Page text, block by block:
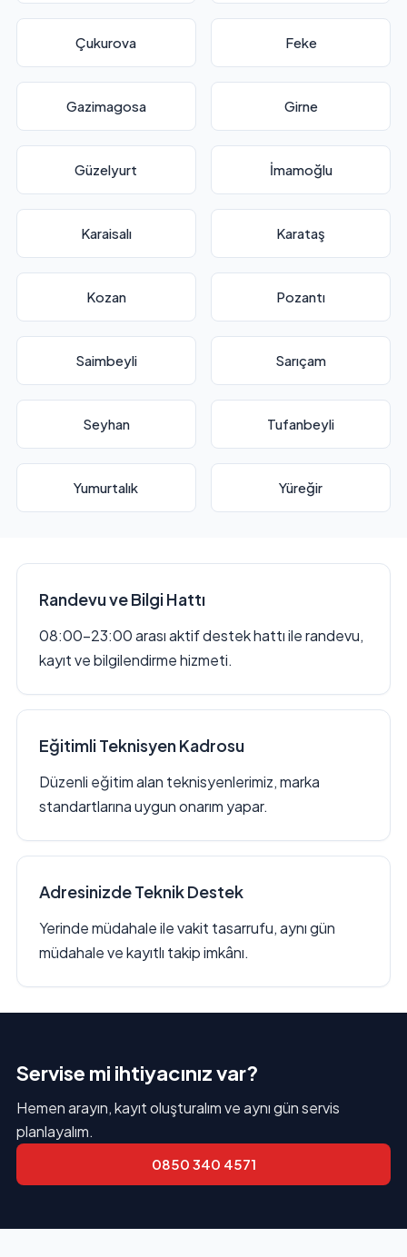
Çukurova Feke
Gazimagosa Girne
Güzelyurt İmamoğlu
Karaisalı Karataş
Kozan Pozantı
Saimbeyli Sarıçam
Seyhan Tufanbeyli
Yumurtalık Yüreğir
Randevu ve Bilgi Hattı
08:00–23:00 arası aktif destek hattı ile randevu,
kayıt ve bilgilendirme hizmeti.
Eğitimli Teknisyen Kadrosu
Düzenli eğitim alan teknisyenlerimiz, marka
standartlarına uygun onarım yapar.
Adresinizde Teknik Destek
Yerinde müdahale ile vakit tasarrufu, aynı gün
müdahale ve kayıtlı takip imkânı.
Servise mi ihtiyacınız var?
Hemen arayın, kayıt oluşturalım ve aynı gün servis
planlayalım.
0850 340 4571